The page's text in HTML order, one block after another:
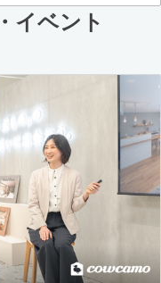
イベント